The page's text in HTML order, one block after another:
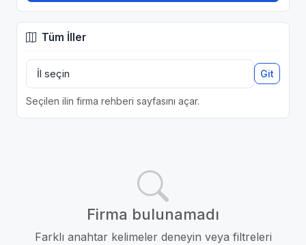
Tüm İller
Git
Seçilen ilin firma rehberi sayfasını açar.
Firma bulunamadı
Farklı anahtar kelimeler deneyin veya filtreleri